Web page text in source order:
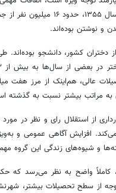
سرزمین به وقوع پیوسته
تحصیلات عالی، هم‌اینک از مرز
به مراتب بیشتر نسبت به گذشته
از استقلال رای و نظر در
افزایش آگاهی عمومی و
و شیوه‌های زندگی این گروه
کاملاً واضح به نظر می‌رسد که
از سطح تحصیلات بیشتر،